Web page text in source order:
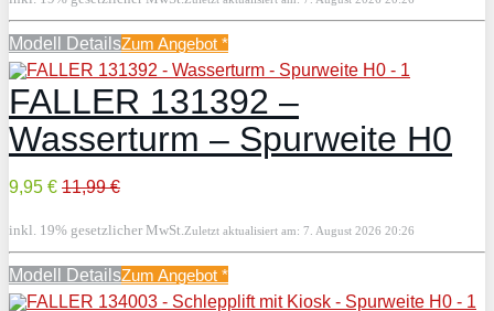
Modell DetailsZum Angebot *
FALLER 131392 –
Wasserturm – Spurweite H0
9,95 € 11,99 €
inkl. 19% gesetzlicher MwSt.Zuletzt aktualisiert am: 7. August 2026 20:26
Modell DetailsZum Angebot *